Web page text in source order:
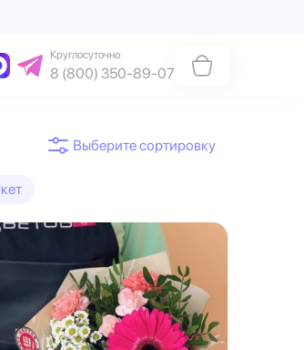
Круглосуточно
8 (800) 350-89-07